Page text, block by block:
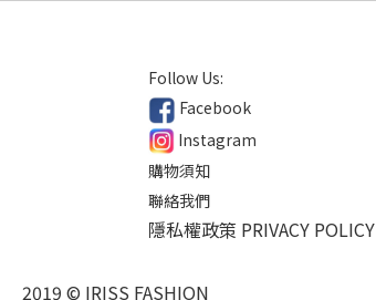
Follow Us:
Facebook
Instagram
購物須知
聯絡我們
隱私權政策 PRIVACY POLICY
2019 © IRISS FASHION